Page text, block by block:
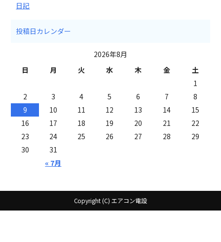
日記
投稿日カレンダー
2026年8月
日
月 火 水 木 金 土
« 7月
1
2
3 4 5 6 7
8
9
10 11 12 13 14
15
16
17 18 19 20 21
22
23
24 25 26 27 28
29
30
31
Copyright (C) エアコン電設